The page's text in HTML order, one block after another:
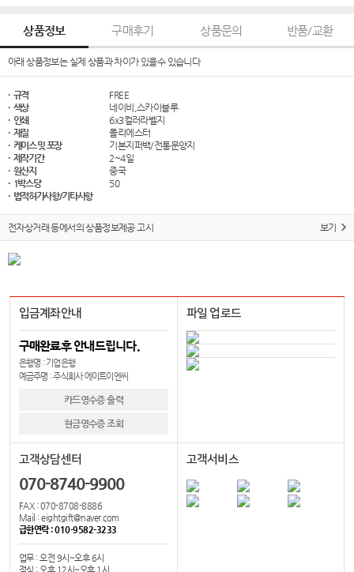
상품정보 구매후기 상품문의 반품/교환
아래 상품정보는 실제 상품과 차이가 있을수 있습니다
· 규격
FREE
· 색상
네이비,스카이블루
· 인쇄
6x3컬러라벨지
· 재질
폴리에스터
· 케이스 및 포장
기본지퍼백/전통문양지
· 제작기간
2~4일
· 원산지
중국
· 1박스당
50
· 법적허가사항/기타사항
전자상거래 등에서의 상품정보제공 고시 보기
입금계좌안내
구매완료후 안내드립니다.
은행명 : 기업은행
예금주명 : 주식회사 에이트이엔씨
카드영수증 출력
현금영수증 조회
파일 업로드
고객상담센터
070-8740-9900
FAX : 070-8708-8886
Mail : eightgift@naver.com
급한연락 : 010-9582-3233
업무 : 오전 9시~오후 6시
점심 : 오후 12시~오후 1시
고객서비스